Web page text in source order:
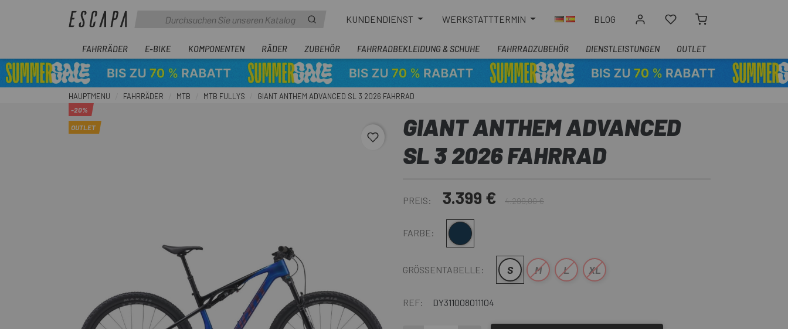
KUNDENDIENST WERKSTATTTERMIN BLOG
FAHRRÄDER E-BIKE KOMPONENTEN RÄDER ZUBEHÖR FAHRRADBEKLEIDUNG & SCHUHE FAHRRADZUBEHÖR DIENSTLEISTUNGEN OUTLET
HAUPTMENU FAHRRÄDER MTB MTB FULLYS GIANT ANTHEM ADVANCED SL 3 2026 FAHRRAD
favorite_border
-20%
OUTLET
GIANT ANTHEM ADVANCED
SL 3 2026 FAHRRAD
PREIS: 3.399 € 4.299,00 €
FARBE:Blau Schwarz
GRÖSSENTABELLE: S M L XL
REF: DY311008011104